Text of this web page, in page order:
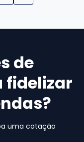
de
fidelizar
uma cotação